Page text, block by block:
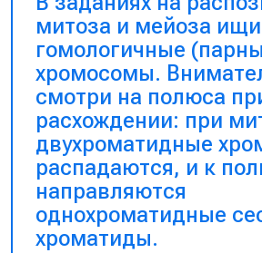
митоза и мейоза ищи
гомологичные
хромосомы.
смотри на полюса
расхождении: при
двухроматидные
распадаются, и к
направляются
однохроматидные
хроматиды.